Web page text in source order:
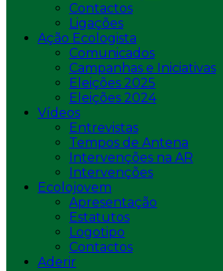
Contactos
Ligações
Ação Ecologista
Comunicados
Campanhas e Iniciativas
Eleições 2025
Eleições 2024
Vídeos
Entrevistas
Tempos de Antena
Intervenções na AR
Intervenções
Ecolojovem
Apresentação
Estatutos
Logotipo
Contactos
Aderir